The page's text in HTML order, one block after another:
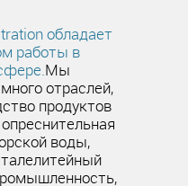
обладает
работы в
Мы
отраслей,
продуктов
воды,